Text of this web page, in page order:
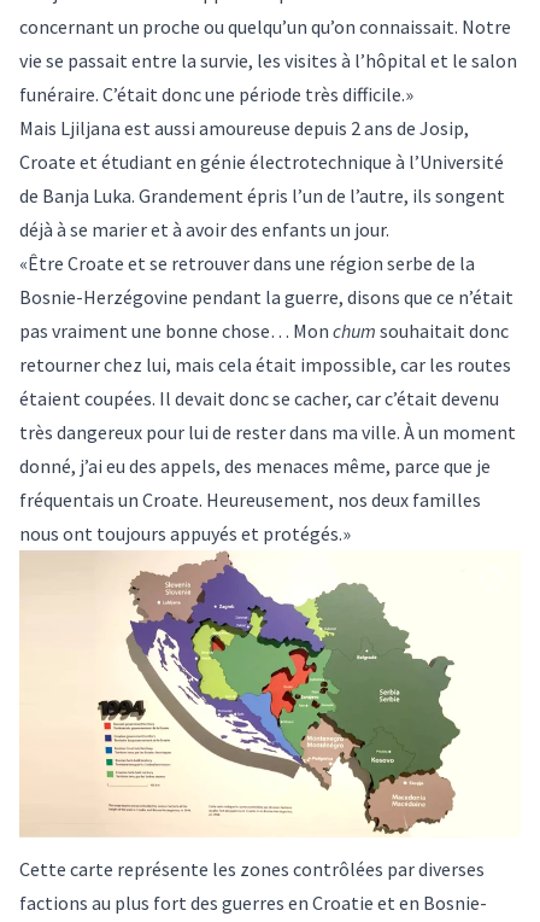
concernant un proche ou quelqu’un qu’on connaissait. Notre
vie se passait entre la survie, les visites à l’hôpital et le salon
funéraire. C’était donc une période très difficile.»
Mais Ljiljana est aussi amoureuse depuis 2 ans de Josip,
Croate et étudiant en génie électrotechnique à l’Université
de Banja Luka. Grandement épris l’un de l’autre, ils songent
déjà à se marier et à avoir des enfants un jour.
«Être Croate et se retrouver dans une région serbe de la
Bosnie-Herzégovine pendant la guerre, disons que ce n’était
pas vraiment une bonne chose… Mon chum souhaitait donc
retourner chez lui, mais cela était impossible, car les routes
étaient coupées. Il devait donc se cacher, car c’était devenu
très dangereux pour lui de rester dans ma ville. À un moment
donné, j’ai eu des appels, des menaces même, parce que je
fréquentais un Croate. Heureusement, nos deux familles
nous ont toujours appuyés et protégés.»
Cette carte représente les zones contrôlées par diverses
factions au plus fort des guerres en Croatie et en Bosnie-